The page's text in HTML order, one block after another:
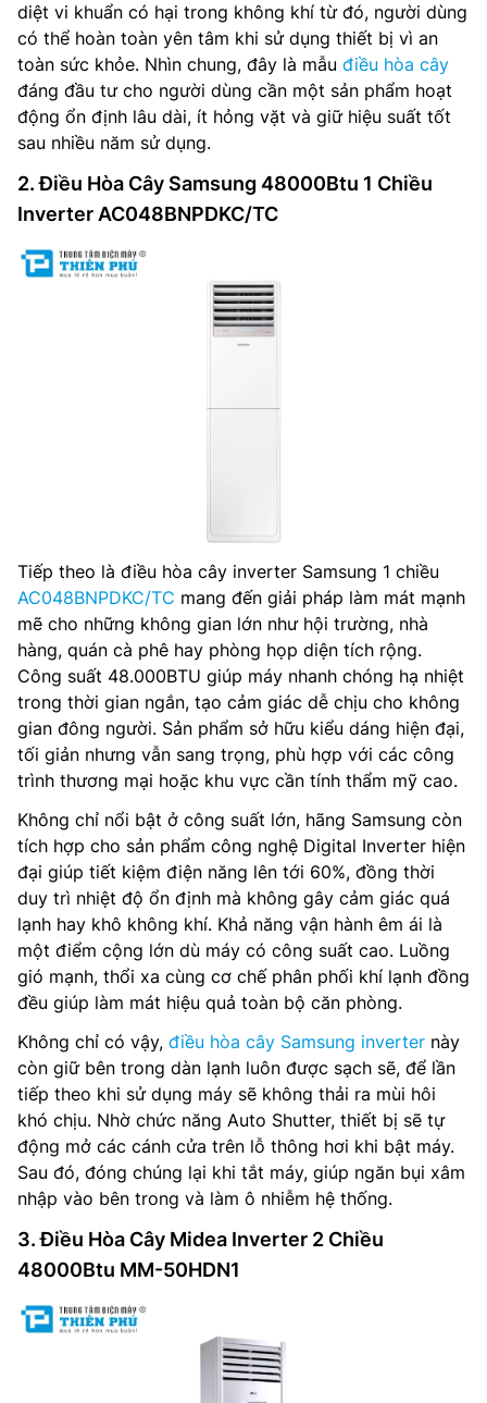
diệt vi khuẩn có hại trong không khí từ đó, người dùng
có thể hoàn toàn yên tâm khi sử dụng thiết bị vì an
toàn sức khỏe. Nhìn chung, đây là mẫu điều hòa cây
đáng đầu tư cho người dùng cần một sản phẩm hoạt
động ổn định lâu dài, ít hỏng vặt và giữ hiệu suất tốt
sau nhiều năm sử dụng.
2. Điều Hòa Cây Samsung 48000Btu 1 Chiều
Inverter AC048BNPDKC/TC
Tiếp theo là điều hòa cây inverter Samsung 1 chiều
AC048BNPDKC/TC mang đến giải pháp làm mát mạnh
mẽ cho những không gian lớn như hội trường, nhà
hàng, quán cà phê hay phòng họp diện tích rộng.
Công suất 48.000BTU giúp máy nhanh chóng hạ nhiệt
trong thời gian ngắn, tạo cảm giác dễ chịu cho không
gian đông người. Sản phẩm sở hữu kiểu dáng hiện đại,
tối giản nhưng vẫn sang trọng, phù hợp với các công
trình thương mại hoặc khu vực cần tính thẩm mỹ cao.
Không chỉ nổi bật ở công suất lớn, hãng Samsung còn
tích hợp cho sản phẩm công nghệ Digital Inverter hiện
đại giúp tiết kiệm điện năng lên tới 60%, đồng thời
duy trì nhiệt độ ổn định mà không gây cảm giác quá
lạnh hay khô không khí. Khả năng vận hành êm ái là
một điểm cộng lớn dù máy có công suất cao. Luồng
gió mạnh, thổi xa cùng cơ chế phân phối khí lạnh đồng
đều giúp làm mát hiệu quả toàn bộ căn phòng.
Không chỉ có vậy, điều hòa cây Samsung inverter này
còn giữ bên trong dàn lạnh luôn được sạch sẽ, để lần
tiếp theo khi sử dụng máy sẽ không thải ra mùi hôi
khó chịu. Nhờ chức năng Auto Shutter, thiết bị sẽ tự
động mở các cánh cửa trên lỗ thông hơi khi bật máy.
Sau đó, đóng chúng lại khi tắt máy, giúp ngăn bụi xâm
nhập vào bên trong và làm ô nhiễm hệ thống.
3. Điều Hòa Cây Midea Inverter 2 Chiều
48000Btu MM-50HDN1